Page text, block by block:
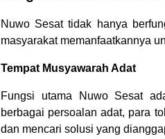
Nuwo Sesat tidak hanya
masyarakat memanfaatkannya
Tempat Musyawarah Adat
Fungsi utama Nuwo Sesat
berbagai persoalan adat, para
dan mencari solusi yang